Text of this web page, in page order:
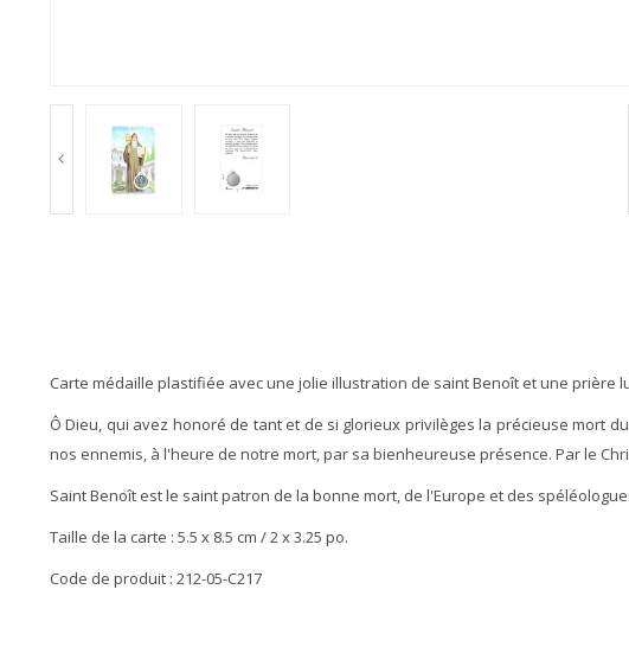
Carte médaille plastifiée avec une jolie illustration de saint Benoît et une prière
Ô Dieu, qui avez honoré de tant et de si glorieux privilèges la précieuse mort
nos ennemis, à l'heure de notre mort, par sa bienheureuse présence. Par le
Saint Benoît est le saint patron de la bonne mort, de l'Europe et des
Taille de la carte : 5.5 x 8.5 cm / 2 x 3.25 po.
Code de produit : 212-05-C217